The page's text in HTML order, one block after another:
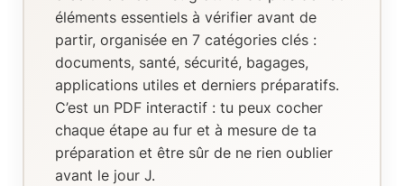
éléments essentielsà vérifier avant de
partir, organisée en 7 catégories clés:
documents, santé, sécurité, bagages,
applications utiles et derniers préparatifs.
C’est un PDF interactif: tu peux cocher
chaque étape au fur et à mesure de ta
préparationet être sûr de ne rien oublier
avant le jour J.